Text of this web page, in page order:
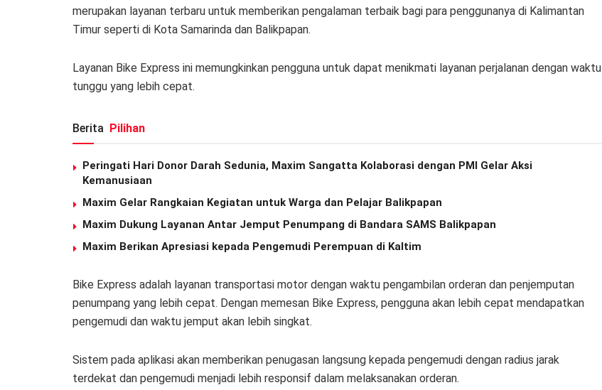
merupakan layanan terbaru untuk memberikan pengalaman terbaik bagi para penggunanya di Kalimantan
Timur seperti di Kota Samarinda dan Balikpapan.
Layanan Bike Express ini memungkinkan pengguna untuk dapat menikmati layanan perjalanan dengan waktu
tunggu yang lebih cepat.
Berita Pilihan
Peringati Hari Donor Darah Sedunia, Maxim Sangatta Kolaborasi dengan PMI Gelar Aksi
Kemanusiaan
Maxim Gelar Rangkaian Kegiatan untuk Warga dan Pelajar Balikpapan
Maxim Dukung Layanan Antar Jemput Penumpang di Bandara SAMS Balikpapan
Maxim Berikan Apresiasi kepada Pengemudi Perempuan di Kaltim
Bike Express adalah layanan transportasi motor dengan waktu pengambilan orderan dan penjemputan
penumpang yang lebih cepat. Dengan memesan Bike Express, pengguna akan lebih cepat mendapatkan
pengemudi dan waktu jemput akan lebih singkat.
Sistem pada aplikasi akan memberikan penugasan langsung kepada pengemudi dengan radius jarak
terdekat dan pengemudi menjadi lebih responsif dalam melaksanakan orderan.